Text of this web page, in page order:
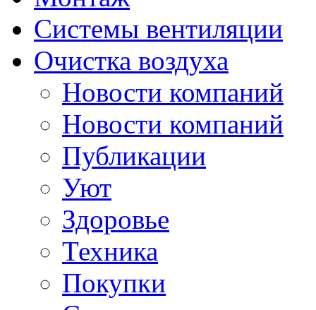
Системы вентиляции
Очистка воздуха
Новости компаний
Новости компаний
Публикации
Уют
Здоровье
Техника
Покупки